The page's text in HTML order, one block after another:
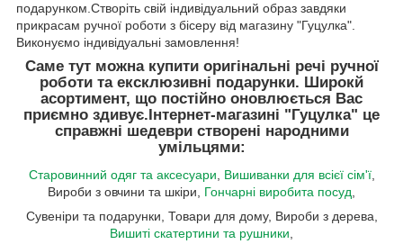
подарунком.Створіть свій індивідуальний образ завдяки
прикрасам ручної роботи з бісеру від магазину "Гуцулка".
Виконуємо індивідуальні замовлення!
Саме тут можна купити оригінальні речі ручної
роботи та ексклюзивні подарунки. Широкй
асортимент, що постійно оновлюється Вас
приємно здивує. Інтернет-магазині "Гуцулка" це
справжні шедеври створені народними
умільцями:
Старовинний одяг та аксесуари Вишиванки для всієї сім'ї,
Вироби з овчини та шкіри,
Гончарні виробита посуд
Сувеніри та подарунки, Товари для дому, Вироби з дерева,
Вишиті скатертини та рушники